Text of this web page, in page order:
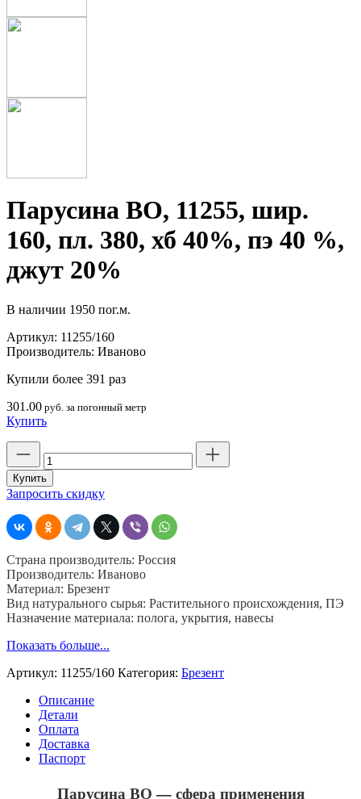
Парусина ВО, 11255, шир.
160, пл. 380, хб 40%, пэ 40 %,
джут 20%
В наличии 1950 пог.м.
Артикул: 11255/160
Производитель: Иваново
Купили более 391 раз
301.00 руб. за погонный метр
Купить
товара
Парусина
ВО,
шир.
160,
380,
хб
40%,
пэ
40
джут
20%
Купить
Запросить скидку
Страна производитель: Россия
Производитель: Иваново
Материал: Брезент
Вид натурального сырья: Растительного происхождения, ПЭ
Назначение материала: полога, укрытия, навесы
Показать больше...
Артикул: 11255/160 Категория: Брезент
Описание
Детали
Оплата
Доставка
Паспорт
Парусина ВО — сфера применения